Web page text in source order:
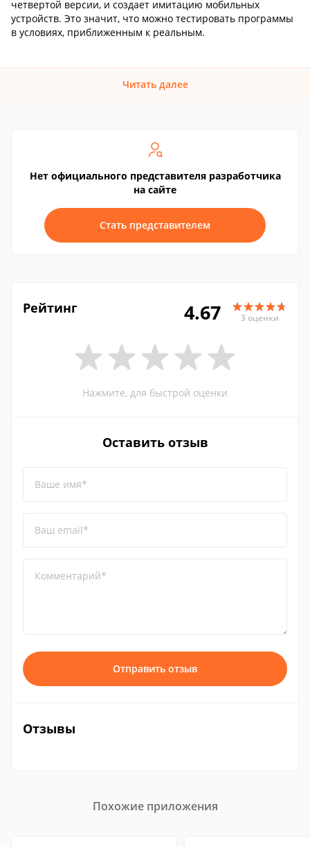
четвертой версии, и создает имитацию мобильных
устройств. Это значит, что можно тестировать программы
в условиях, приближенным к реальным.
Читать далее
Нет официального представителя разработчика
на сайте
Стать представителем
Рейтинг 4.67 3 оценки
Нажмите, для быстрой оценки
Оставить отзыв
Ваше имя*
Ваш email*
Комментарий*
Отправить отзыв
Отзывы
Похожие приложения